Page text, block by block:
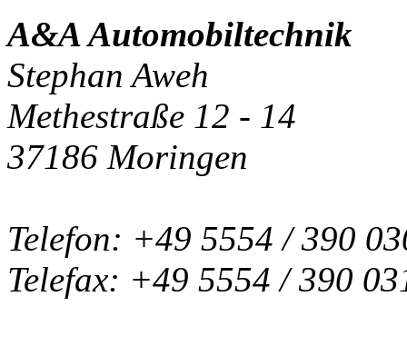
A&A Automobiltechnik
Stephan Aweh
Methestraße 12 - 14
37186 Moringen
Telefon: +49 5554 / 390
Telefax: +49 5554 / 390